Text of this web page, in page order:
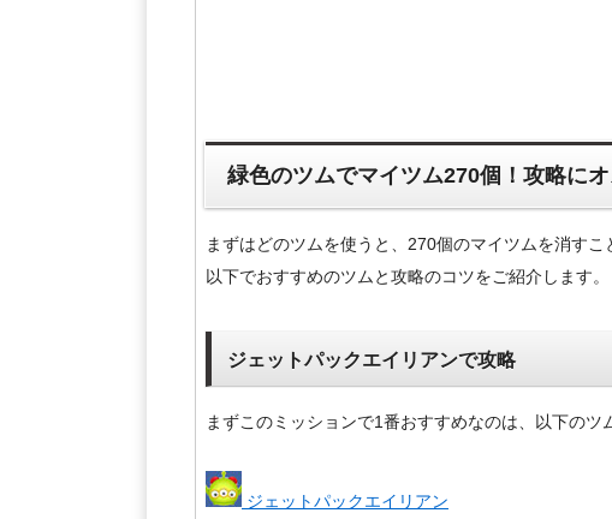
緑色のツムでマイツム270個！攻略に
まずはどのツムを使うと、270個のマイツムを消すこ
以下でおすすめのツムと攻略のコツをご紹介します。
ジェットパックエイリアンで攻略
まずこのミッションで1番おすすめなのは、以下のツ
ジェットパックエイリアン